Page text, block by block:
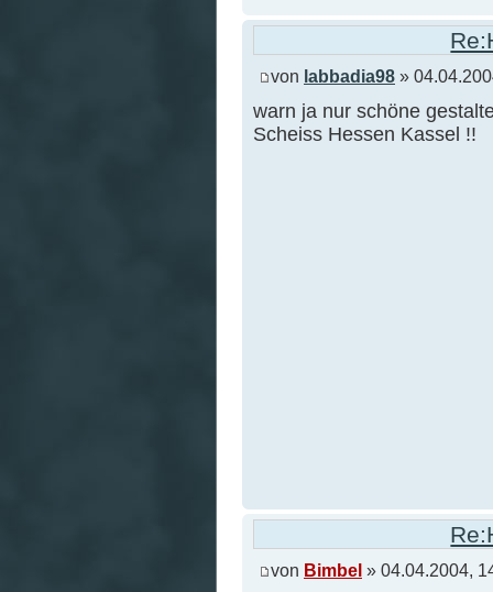
von labbadia98 »
warn ja nur schöne
Scheiss Hessen Kassel !!
von Bimbel » 04.04.2004,